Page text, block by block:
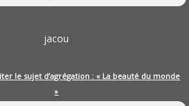
jacou
le sujet d’agrégation : « La beauté du monde
»